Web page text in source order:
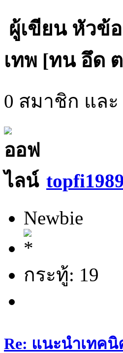
ผู้เขียนหัวข้อ
เทพ [ทน อึด
0 สมาชิก แล
topfi1989
Newbie
กระทู้: 19
Re: แนะนำเทค